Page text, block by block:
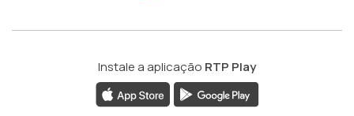
Instale a aplicação RTP Play